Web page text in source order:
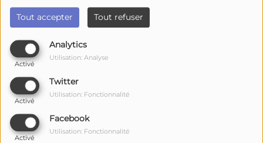
Tout accepter Tout refuser
Analytics
Activé
Utilisation: Analyse
Twitter
Activé
Utilisation: Fonctionnalité
Facebook
Activé
Utilisation: Fonctionnalité
Expo, mais des salons dans les
cartons
Challenge 2026